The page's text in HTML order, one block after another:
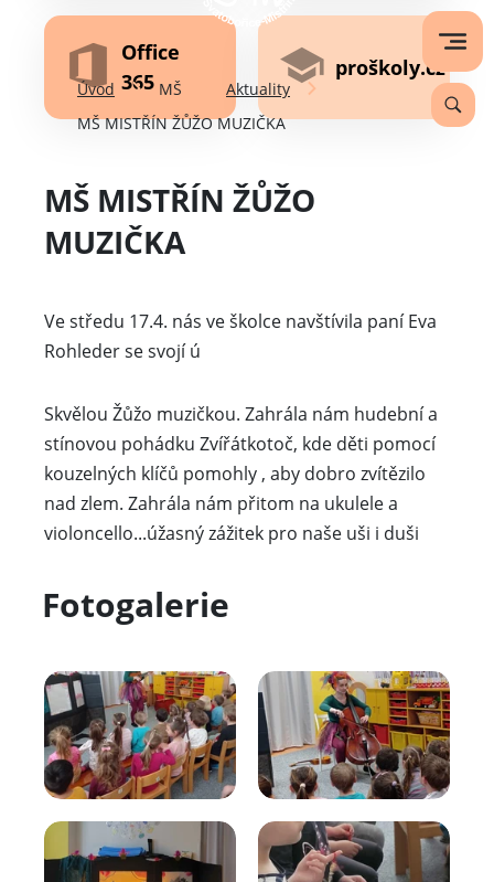
Office
365
proškoly.cz
Úvod MŠ
Aktuality
MŠ MISTŘÍN ŽŮŽO MUZIČKA
MŠ MISTŘÍN ŽŮŽO
MUZIČKA
Ve středu 17.4. nás ve školce navštívila paní Eva
Rohleder se svojí ú
Skvělou Žůžo muzičkou. Zahrála nám hudební a
stínovou pohádku Zvířátkotoč, kde děti pomocí
kouzelných klíčů pomohly , aby dobro zvítězilo
nad zlem. Zahrála nám přitom na ukulele a
violoncello...úžasný zážitek pro naše uši i duši
Fotogalerie